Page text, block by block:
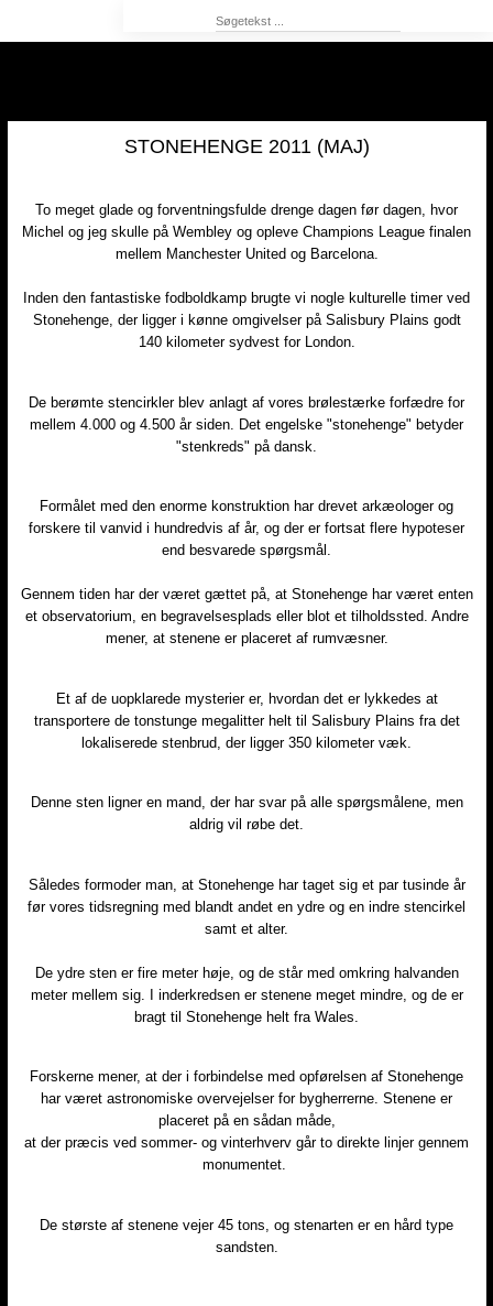
​STONEHENGE 2011 (MAJ)
​To meget glade og forventningsfulde drenge dagen før dagen, hvor
Michel og jeg skulle på Wembley og opleve Champions League finalen
mellem Manchester United og Barcelona.
Inden den fantastiske fodboldkamp brugte vi nogle kulturelle timer ved
Stonehenge, der ligger i kønne omgivelser på Salisbury Plains godt
140 kilometer sydvest for London.
​De berømte stencirkler blev anlagt af vores brølestærke forfædre for
mellem 4.000 og 4.500 år siden. Det engelske "stonehenge" betyder
"stenkreds" på dansk.
​Formålet med den enorme konstruktion har drevet arkæologer og
forskere til vanvid i hundredvis af år, og der er fortsat flere hypoteser
end besvarede spørgsmål.
Gennem tiden har der været gættet på, at Stonehenge har været enten
et observatorium, en begravelsesplads eller blot et tilholdssted. Andre
mener, at stenene er placeret af rumvæsner.
​Et af de uopklarede mysterier er, hvordan det er lykkedes at
transportere de tonstunge megalitter helt til Salisbury Plains fra det
lokaliserede stenbrud, der ligger 350 kilometer væk.
​Denne sten ligner en mand, der har svar på alle spørgsmålene, men
aldrig vil røbe det.
​Således formoder man, at Stonehenge har taget sig et par tusinde år
før vores tidsregning med blandt andet en ydre og en indre stencirkel
samt et alter.
De ydre sten er fire meter høje, og de står med omkring halvanden
meter mellem sig. I inderkredsen er stenene meget mindre, og de er
bragt til Stonehenge helt fra Wales.
​Forskerne mener, at der i forbindelse med opførelsen af Stonehenge
har været astronomiske overvejelser for bygherrerne. Stenene er
placeret på en sådan måde,
at der præcis ved sommer- og vinterhverv går to direkte linjer gennem
monumentet.
​De største af stenene vejer 45 tons, og stenarten er en hård type
sandsten.